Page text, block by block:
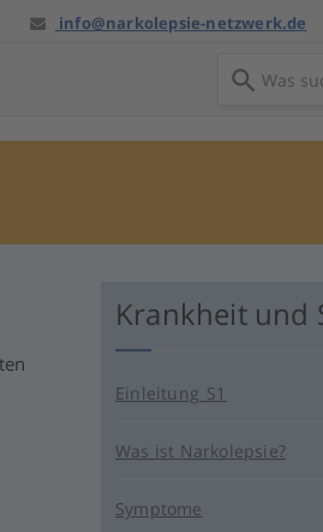
info@narkolepsie-netzwerk.de
Krankheit und
Einleitung_S1
Was ist Narkolepsie?
Symptome